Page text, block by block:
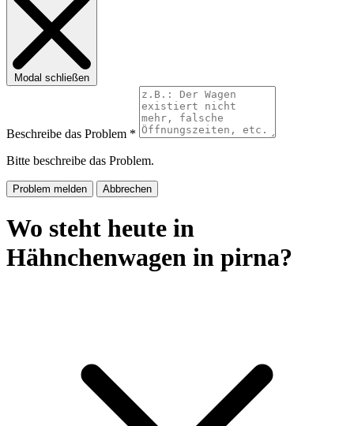
Modal schließen
Beschreibe das Problem *
Bitte beschreibe das Problem.
Problem melden Abbrechen
Wo steht heute in
Hähnchenwagen in pirna?